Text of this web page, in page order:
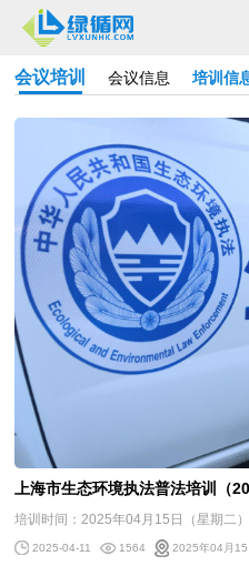
会议培训 会议信息 培训信
上海市生态环境执法普法培训（
培训时间：2025年04月15日（星期二
2025-04-11 1564 2025年04月15